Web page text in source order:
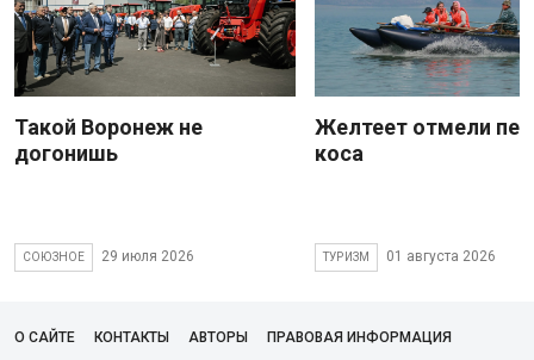
Такой Воронеж не
догонишь
СОЮЗНОЕ 29 июля 2026
Желтеет отмели
коса
ТУРИЗМ 01 августа 2026
О САЙТЕ КОНТАКТЫ АВТОРЫ ПРАВОВАЯ ИНФОРМАЦИЯ